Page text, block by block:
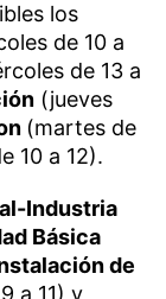
los
de 10 a
de 13 a
(jueves
(martes de
10 a 12).
Industria
Básica
de
a 11) y